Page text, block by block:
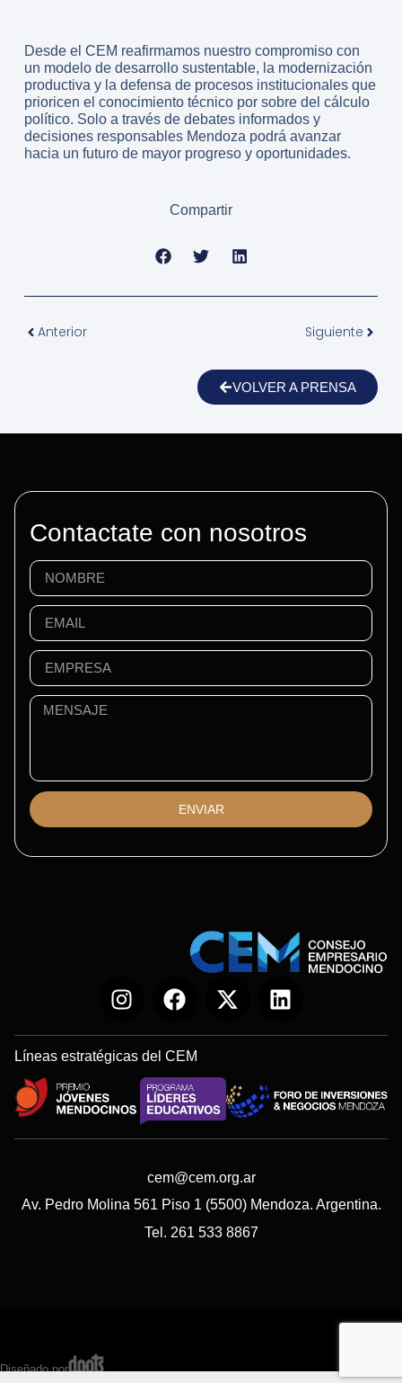
Desde el CEM reafirmamos nuestro compromiso con
un modelo de desarrollo sustentable, la modernización
productiva y la defensa de procesos institucionales que
prioricen el conocimiento técnico por sobre del cálculo
político. Solo a través de debates informados y
decisiones responsables Mendoza podrá avanzar
hacia un futuro de mayor progreso y oportunidades.
Compartir
Anterior Siguiente
VOLVER A PRENSA
Contactate con nosotros
ENVIAR
Líneas estratégicas del CEM
cem@cem.org.ar
Av. Pedro Molina 561 Piso 1 (5500) Mendoza. Argentina.
Tel. 261 533 8867
Diseñado por